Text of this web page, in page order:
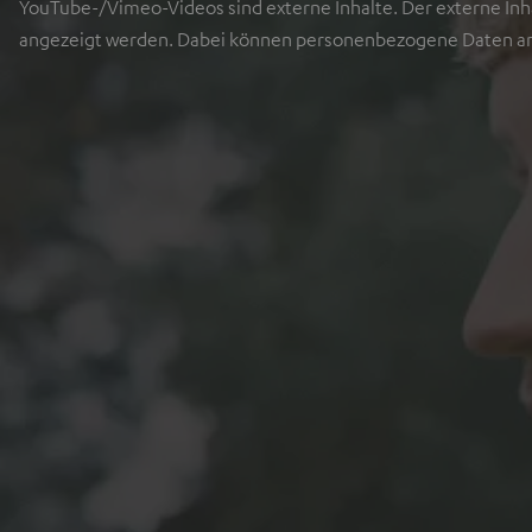
YouTube-/Vimeo-Videos sind externe Inhalte. Der externe
angezeigt werden. Dabei können personenbezogene